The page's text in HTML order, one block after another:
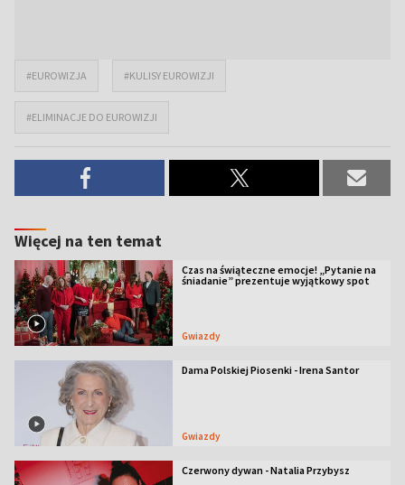
#EUROWIZJA #KULISY EUROWIZJI
#ELIMINACJE DO EUROWIZJI
Więcej na ten temat
Czas na świąteczne emocje! „Pytanie na
śniadanie” prezentuje wyjątkowy spot
Gwiazdy
Dama Polskiej Piosenki - Irena Santor
Gwiazdy
Czerwony dywan - Natalia Przybysz